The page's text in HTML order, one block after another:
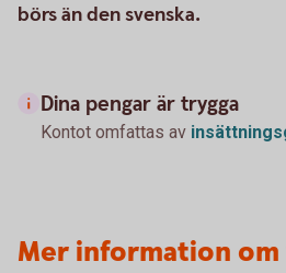
börs än den svenska.
Dina pengar är trygga
Kontot omfattas av
Mer information